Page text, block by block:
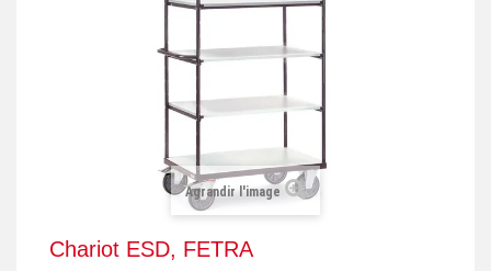
GERBEUR ET CRIC INDUSTRIEL
ACCESSOIRES ET COMPLÉMENTS
Agrandir l'image
Chariot ESD, FETRA